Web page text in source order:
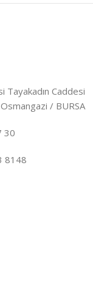
Tayakadın Caddesi
/ BURSA
30
8148